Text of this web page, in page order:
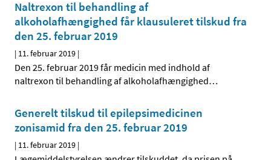
Naltrexon til behandling af
alkoholafhængighed får klausuleret tilskud fra
den 25. februar 2019
| 11. februar 2019 |
Den 25. februar 2019 får medicin med indhold af
naltrexon til behandling af alkoholafhængighed…
Generelt tilskud til epilepsimedicinen
zonisamid fra den 25. februar 2019
| 11. februar 2019 |